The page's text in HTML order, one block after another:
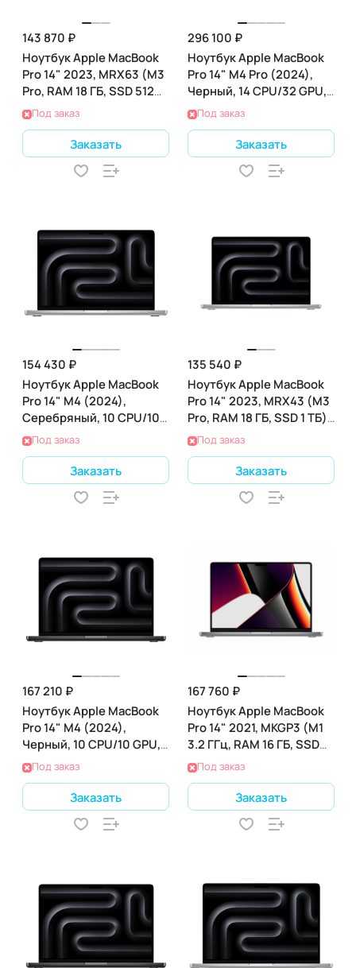
143 870 ₽
Ноутбук Apple MacBook
Pro 14" 2023, MRX63 (M3
Pro, RAM 18 ГБ, SSD 512
ГБ), Silver
Под заказ
Заказать
296 100 ₽
Ноутбук Apple MacBook
Pro 14" M4 Pro (2024),
Черный, 14 CPU/32 GPU,
36 RAM 1ТБ SSD (MX2K3)
Под заказ
Заказать
154 430 ₽
Ноутбук Apple MacBook
Pro 14" M4 (2024),
Серебряный, 10 CPU/10
GPU, 16 RAM 512 ГБ SSD,
(MW2W3)
Под заказ
Заказать
135 540 ₽
Ноутбук Apple MacBook
Pro 14" 2023, MRX43 (M3
Pro, RAM 18 ГБ, SSD 1 ТБ),
Space Gray
Под заказ
Заказать
167 210 ₽
Ноутбук Apple MacBook
Pro 14" M4 (2024),
Черный, 10 CPU/10 GPU,
16 RAM 1 ТБ SSD,
(MW2V3)
Под заказ
Заказать
167 760 ₽
Ноутбук Apple MacBook
Pro 14" 2021, MKGP3 (M1
3.2 ГГц, RAM 16 ГБ, SSD
512 ГБ), Grey
Под заказ
Заказать